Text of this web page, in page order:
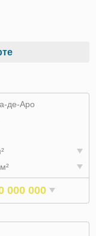
де-Аро
000 000